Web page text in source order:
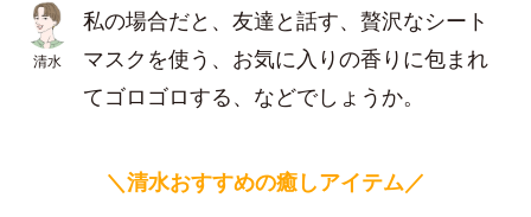
清水
私の場合だと、友達と話す、贅沢なシート
マスクを使う、お気に入りの香りに包まれ
てゴロゴロする、などでしょうか。
＼清水おすすめの癒しアイテム／